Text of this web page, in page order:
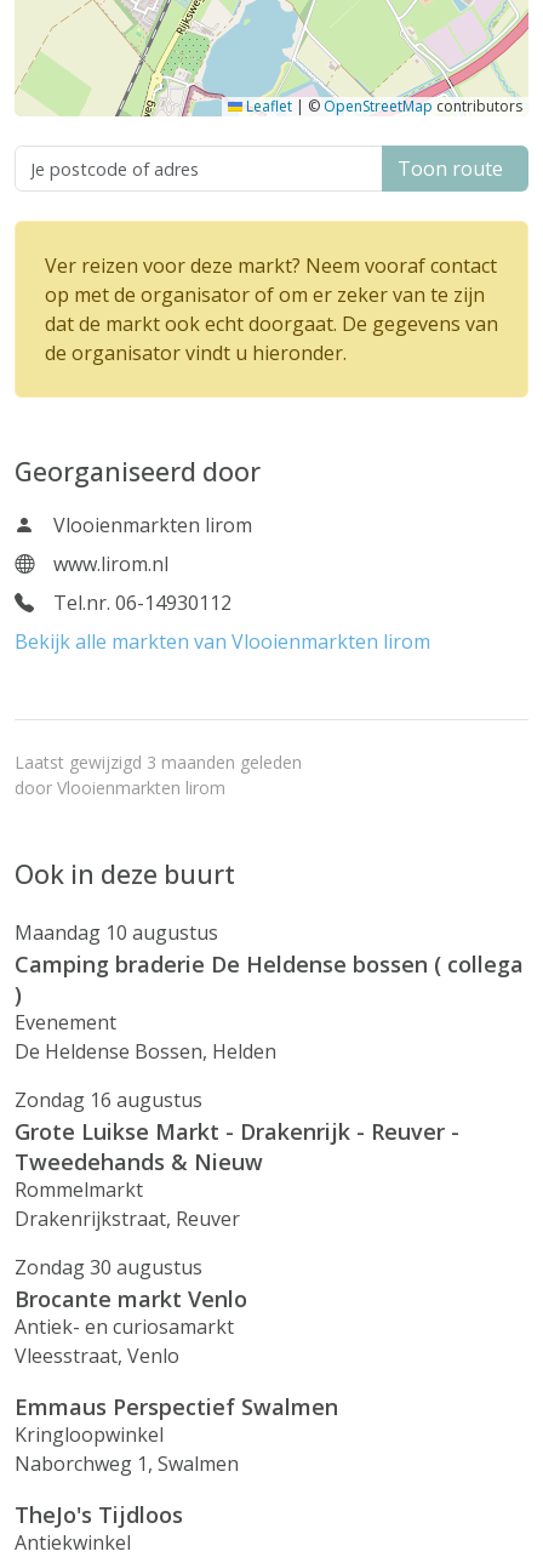
Leaflet | © OpenStreetMap contributors
Toon route
Ver reizen voor deze markt? Neem vooraf contact
op met de organisator of om er zeker van te zijn
dat de markt ook echt doorgaat. De gegevens van
de organisator vindt u hieronder.
Georganiseerd door
Vlooienmarkten lirom
www.lirom.nl
Tel.nr. 06-14930112
Bekijk alle markten van Vlooienmarkten lirom
Laatst gewijzigd 3 maanden geleden
door Vlooienmarkten lirom
Ook in deze buurt
Maandag 10 augustus
Camping braderie De Heldense bossen ( collega
)
Evenement
De Heldense Bossen, Helden
Zondag 16 augustus
Grote Luikse Markt - Drakenrijk - Reuver -
Tweedehands & Nieuw
Rommelmarkt
Drakenrijkstraat, Reuver
Zondag 30 augustus
Brocante markt Venlo
Antiek- en curiosamarkt
Vleesstraat, Venlo
Emmaus Perspectief Swalmen
Kringloopwinkel
Naborchweg 1, Swalmen
TheJo's Tijdloos
Antiekwinkel